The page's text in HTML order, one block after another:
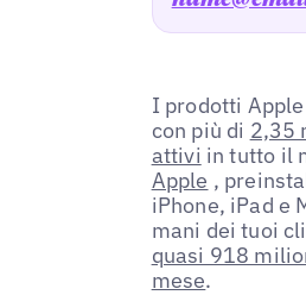
I prodotti
con più di 2,35
attivi in tutto il
Apple ,
iPhone, iPad e
mani dei tuoi
quasi 918
mese.